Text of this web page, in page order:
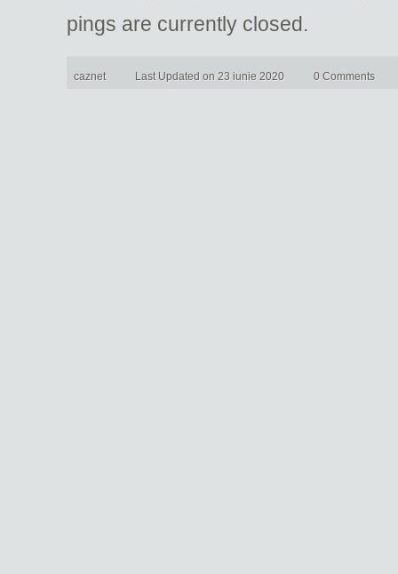
pings are currently closed.
caznet Last Updated on 23 iunie 2020 0 Comments